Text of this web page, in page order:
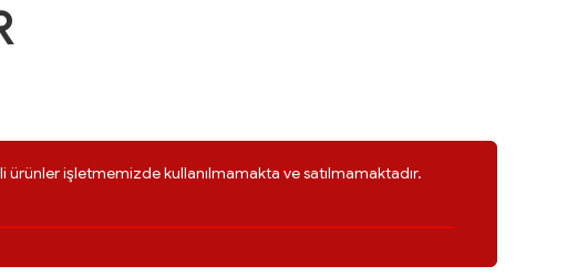
işletmemizde kullanılmamakta ve satılmamaktadır.